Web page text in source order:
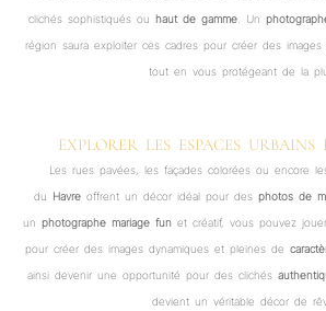
clichés sophistiqués ou haut de gamme . Un
région saura exploiter ces cadres pour créer des images
tout en vous protégeant de la
EXPLORER LES ESPACES URBAINS
Les rues pavées, les façades colorées ou encore
du Havre offrent un décor idéal pour des photos de
un photographe mariage funet créatif, vous pouvez
pour créer des images dynamiques et pleines de
ainsi devenir une opportunité pour des clichés
devient un véritable décor de